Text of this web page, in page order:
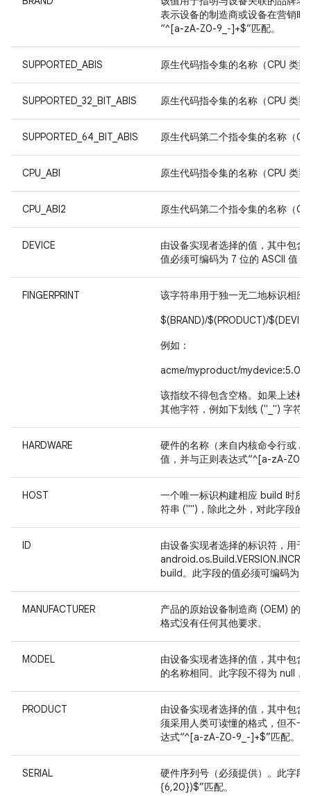
表示设备的制造商或设备在营销
“^[a-zA-Z0-9_-]+$”匹配。
SUPPORTED_ABIS 原生代码指令集的名称（CPU 类
SUPPORTED_32_BIT_ABIS 原生代码指令集的名称（CPU 类
SUPPORTED_64_BIT_ABIS 原生代码第二个指令集的名称（
CPU_ABI 原生代码指令集的名称（CPU 类
CPU_ABI2 原生代码第二个指令集的名称（
DEVICE
由设备实现者选择的值，其中包
值必须可编码为 7 位的 ASCII 值
FINGERPRINT
该字符串用于独一无二地标识相
$(BRAND)/$(PRODUCT)/
例如：
acme/myproduct/mydevice:5.0/
该指纹不得包含空格。如果上述
其他字符，例如下划线 ("_") 字符
HARDWARE
硬件的名称（来自内核命令行或 /
值，并与正则表达式“^[a-zA-Z0-
HOST
一个唯一标识构建相应 build 时所
符串 ("")，除此之外，对此字段的
ID
由设备实现者选择的标识符，用
build。此字段的值必须可编码为
MANUFACTURER
产品的原始设备制造商 (OEM) 的
格式没有任何其他要求。
MODEL
由设备实现者选择的值，其中包
的名称相同。此字段不得为 null
PRODUCT
由设备实现者选择的值，其中包
须采用人类可读懂的格式，但不
达式“^[a-zA-Z0-9_-]+$”匹配。
SERIAL
硬件序列号（必须提供）。此字
{6,20})$”匹配。